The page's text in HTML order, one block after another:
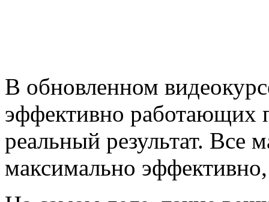
В обновленном
эффективно работающих
реальный результат. Все
максимально